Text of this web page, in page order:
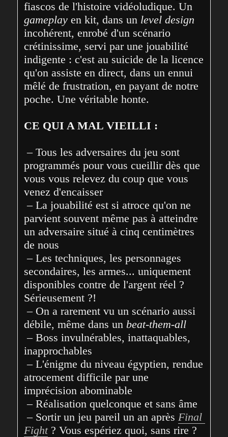
gameplay en kit, dans un level design
incohérent, enrobé d'un scénario
crétinissime, servi par une jouabilité
indigente : c'est au suicide de la licence
qu'on assiste en direct, dans un ennui
mêlé de frustration, en payant de notre
poche. Une véritable honte.
CE QUI A MAL VIEILLI :
– Tous les adversaires du jeu sont
programmés pour vous cueillir dès que
vous vous relevez du coup que vous
venez d'encaisser
– La jouabilité est si atroce qu'on ne
parvient souvent même pas à atteindre
un adversaire situé à cinq centimètres
de nous
– Les techniques, les personnages
secondaires, les armes... uniquement
disponibles contre de l'argent réel ?
Sérieusement ?!
– On a rarement vu un scénario aussi
débile, même dans un beat-them-all
– Boss invulnérables, inattaquables,
inapprochables
– L'énigme du niveau égyptien, rendue
atrocement difficile par une
imprécision abominable
– Réalisation quelconque et sans âme
– Sortir un jeu pareil un an après Final
Fight ? Vous espériez quoi, sans rire ?